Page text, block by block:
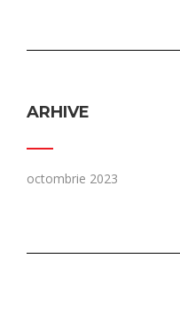
ARHIVE
octombrie 2023